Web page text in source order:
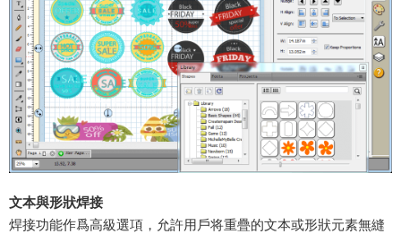
文本與形狀焊接​
焊接功能作爲高級選項，允許用戶将重疊的文本或形狀元素無縫